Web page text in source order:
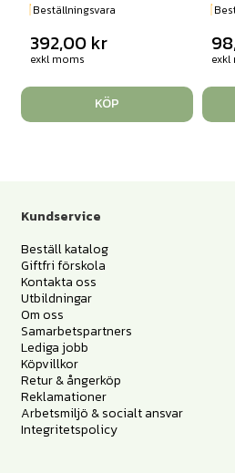
Beställningsvara
392,00 kr
exkl moms
KÖP
exkl
Kundservice
Beställ katalog
Giftfri förskola
Kontakta oss
Utbildningar
Om oss
Samarbetspartners
Lediga jobb
Köpvillkor
Retur & ångerköp
Reklamationer
Arbetsmiljö & socialt ansvar
Integritetspolicy